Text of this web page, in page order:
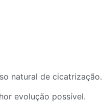
natural de cicatrização.
evolução possível.